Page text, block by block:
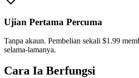
Ujian Pertama Percuma
Tanpa akaun. Pembelian sekali $1.99
selama-lamanya.
Cara Ia Berfungsi